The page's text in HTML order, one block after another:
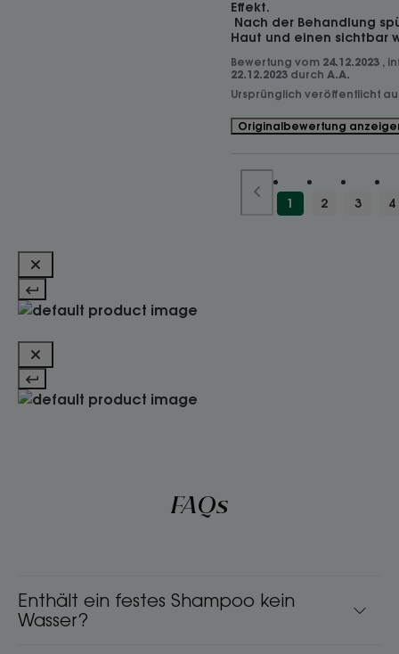
Effekt.
Haut und einen sichtbar
Bewertung vom 24.12.2023 ,
22.12.2023 durch A.A.
Ursprünglich veröffentlicht
Originalbewertung
1 2 3 4
FAQs
Enthält ein festes Shampoo kein
Wasser?